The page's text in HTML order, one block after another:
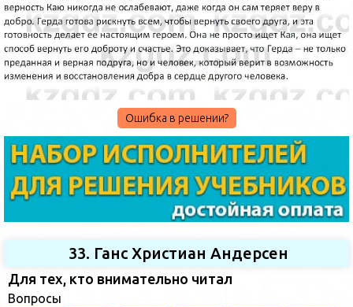
Ошибка в решении?
33. Ганс Христиан Андерсен
Для тех, кто внимательно читал
Вопросы